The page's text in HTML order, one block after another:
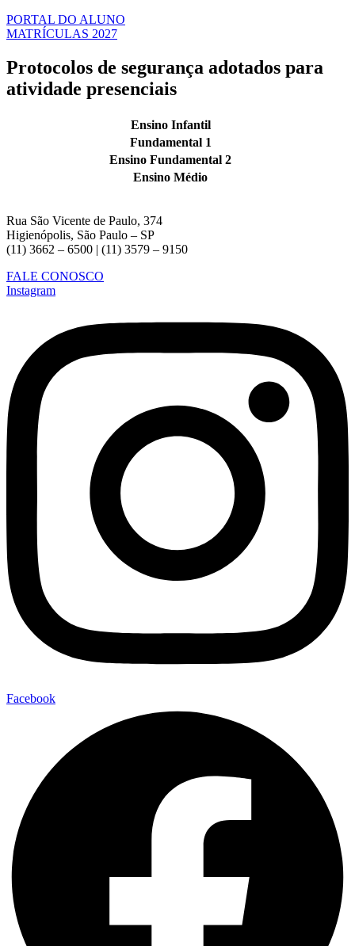
PORTAL DO ALUNO
MATRÍCULAS 2027
Protocolos de segurança adotados para
atividade presenciais
Ensino Infantil
Fundamental 1
Ensino Fundamental 2
Ensino Médio
Rua São Vicente de Paulo, 374
Higienópolis, São Paulo – SP
(11) 3662 – 6500 | (11) 3579 – 9150
FALE CONOSCO
Instagram
Facebook